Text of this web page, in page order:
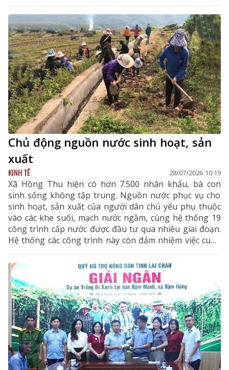
Chủ động nguồn nước sinh hoạt, sản
xuất
KINH TẾ 28/07/2026 10:19
Xã Hồng Thu hiện có hơn 7.500 nhân khẩu, bà con
sinh sống không tập trung. Nguồn nước phục vụ cho
sinh hoạt, sản xuất của người dân chủ yếu phụ thuộc
vào các khe suối, mạch nước ngầm, cùng hệ thống 19
công trình cấp nước được đầu tư qua nhiều giai đoạn.
Hệ thống các công trình này còn đảm nhiệm việc cung
cấp nước tưới cho hơn 600ha lúa, ngô, hoa màu và các
vùng sản xuất nông nghiệp của địa phương. Sau
nhiều năm khai thác, cùng với tác động của thời tiết,
nhiều tuyến kênh mương, bể chứa, đường ống dẫn
nước đã xuất hiện tình trạng xuống cấp, lưu lượng
nước suy giảm, ảnh hưởng trực tiếp đến đời sống
người dân.